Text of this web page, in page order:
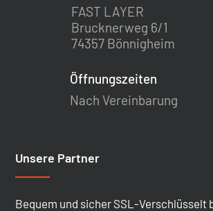
FAST LAYER
Brucknerweg 6/1
74357 Bönnigheim
Öffnungszeiten
Nach Vereinbarung
Unsere Partner
Bequem und sicher SSL-Verschlüsselt